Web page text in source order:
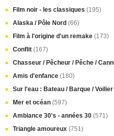
Film noir - les classiques (195)
Alaska / Pôle Nord (66)
Film à l'origine d'un remake (173)
Conflit (167)
Chasseur / Pêcheur / Pêche /
Amis d'enfance (180)
Sur l'eau : Bateau / Barque / Voilier
Mer et océan (597)
Ambiance 30's - années 30 (571)
Triangle amoureux (751)